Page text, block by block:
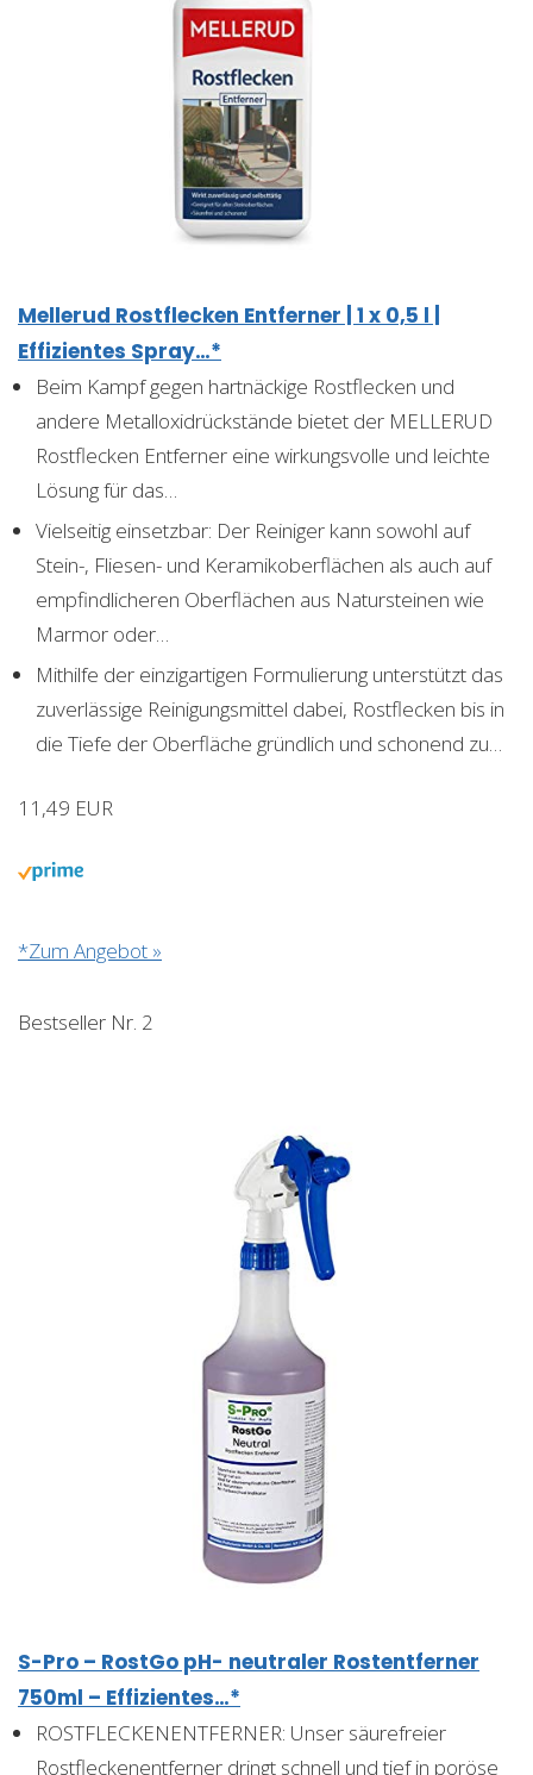
Mellerud Rostflecken Entferner | 1 x 0,5 l |
Effizientes Spray…*
Beim Kampf gegen hartnäckige Rostflecken und
andere Metalloxidrückstände bietet der MELLERUD
Rostflecken Entferner eine wirkungsvolle und leichte
Lösung für das…
Vielseitig einsetzbar: Der Reiniger kann sowohl auf
Stein-, Fliesen- und Keramikoberflächen als auch auf
empfindlicheren Oberflächen aus Natursteinen wie
Marmor oder…
Mithilfe der einzigartigen Formulierung unterstützt das
zuverlässige Reinigungsmittel dabei, Rostflecken bis in
die Tiefe der Oberfläche gründlich und schonend zu…
11,49 EUR
*Zum Angebot »
Bestseller Nr. 2
S-Pro – RostGo pH- neutraler Rostentferner
750ml – Effizientes…*
ROSTFLECKENENTFERNER: Unser säurefreier
Rostfleckenentferner dringt schnell und tief in poröse